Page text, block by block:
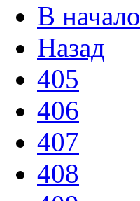
В начало
Назад
405
406
407
408